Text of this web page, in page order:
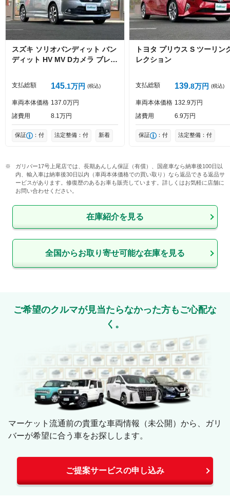
スズキ ソリオバンディット バン
ディット HV MV Dカメラ ブレー
支払総額 145 1万円 (税込)
車両本体価格 137 0万円
諸費用
8 1万円
保証 ：付 法定整備：付 新着
トヨタ プリウス S ツーリン
レクション
支払総額 139 8万円 (税込)
車両本体価格 132 9万円
諸費用
6 9万円
保証 ：付 法定整備：付
ガリバー17号上尾店では、長期あんしん保証（有償）、国産車なら納車後100日以
内、輸入車は納車後30日以内（車両本体価格での買い取り）なら返品できる返品サ
ービスがあります。修復歴のあるお車も販売しています。詳しくはお気軽に店舗に
お問い合わせください。
在庫紹介を見る
全国からお取り寄せ可能な在庫を見る
ご希望のクルマが見当たらなかった方もご心配な
く。
マーケット流通前の貴重な車両情報（未公開）から、ガリ
バーが希望に合う車をお探しします。
ご提案サービスの申し込み